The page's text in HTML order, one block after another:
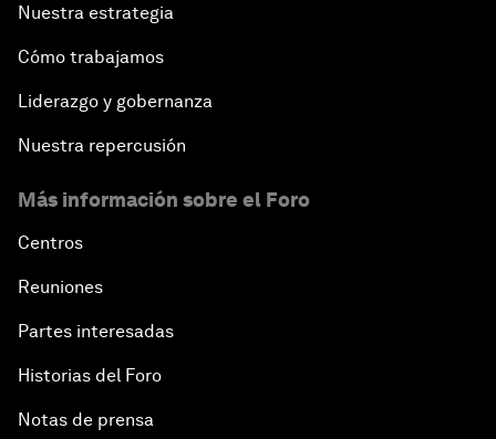
Nuestra estrategia
Cómo trabajamos
Liderazgo y gobernanza
Nuestra repercusión
Más información sobre el Foro
Centros
Reuniones
Partes interesadas
Historias del Foro
Notas de prensa